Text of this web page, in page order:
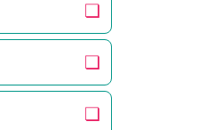
❏
❏
❏